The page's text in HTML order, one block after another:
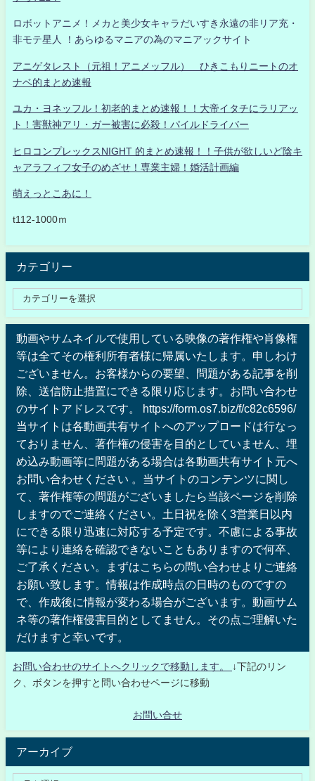
ロボットアニメ！メカと美少女キャラだいすき永遠の非リア充・
非モテ星人 ！あらゆるマニアの為のマニアックサイト
アニゲタレスト（元祖！アニメッフル） ひきこもりニートのオ
ナベ的まとめ速報
ユカ・ヨネッフル！初老的まとめ速報！！大帝イタチにラリアッ
ト！害獣神アリ・ガー被害に必殺！パイルドライバー
ヒロコンプレックスNIGHT 的まとめ速報！！子供が欲しいど陰キ
ャアラフィフ女子のめざせ！専業主婦！婚活計画編
萌えっとこあに！
t112-1000ｍ
カテゴリー
動画やサムネイルで使用している映像の著作権や肖像権
等は全てその権利所有者様に帰属いたします。申しわけ
ございません。お客様からの要望、問題がある記事を削
除、送信防止措置にできる限り応じます。お問い合わせ
のサイトアドレスです。 https://form.os7.biz/f/c82c6596/
当サイトは各動画共有サイトへのアップロードは行なっ
ておりません、著作権の侵害を目的としていません、埋
め込み動画等に問題がある場合は各動画共有サイト元へ
お問い合わせください 。当サイトのコンテンツに関し
て、著作権等の問題がございましたら当該ページを削除
しますのでご連絡ください。土日祝を除く3営業日以内
にできる限り迅速に対応する予定です。不慮による事故
等により連絡を確認できないこともありますので何卒、
ご了承ください。まずはこちらの問い合わせよりご連絡
お願い致します。情報は作成時点の日時のものですの
で、作成後に情報が変わる場合がございます。動画サム
ネ等の著作権侵害目的としてません。その点ご理解いた
だけますと幸いです。
お問い合わせのサイトへクリックで移動します。
↓下記のリン
ク、ボタンを押すと問い合わせページに移動
お問い合せ
アーカイブ